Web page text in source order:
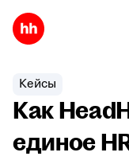
Кейсы
Как
единое